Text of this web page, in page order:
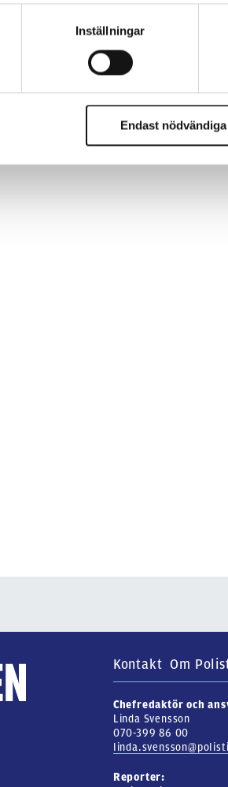
Inställningar
Endast
Kontakt Om
Chefredaktör och
Linda Svensson
070-399 86 00
Reporter: